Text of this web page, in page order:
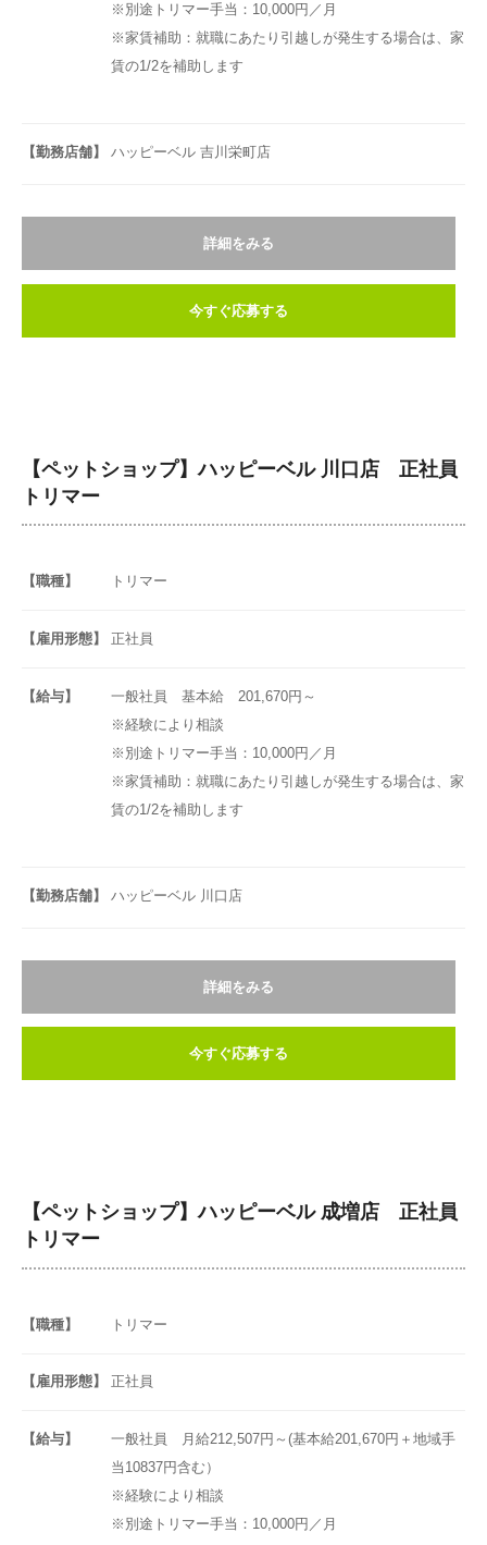
※別途トリマー手当：10,000円／月
※家賃補助：就職にあたり引越しが発生する場合は、家
賃の1/2を補助します
【勤務店舗】 ハッピーベル 吉川栄町店
詳細をみる
今すぐ応募する
【ペットショップ】ハッピーベル 川口店 正社員
トリマー
【職種】 トリマー
【雇用形態】 正社員
【給与】
一般社員 基本給 201,670円～
※経験により相談
※別途トリマー手当：10,000円／月
※家賃補助：就職にあたり引越しが発生する場合は、家
賃の1/2を補助します
【勤務店舗】 ハッピーベル 川口店
詳細をみる
今すぐ応募する
【ペットショップ】ハッピーベル 成増店 正社員
トリマー
【職種】 トリマー
【雇用形態】 正社員
【給与】
一般社員 月給212,507円～(基本給201,670円＋地域手
当10837円含む）
※経験により相談
※別途トリマー手当：10,000円／月